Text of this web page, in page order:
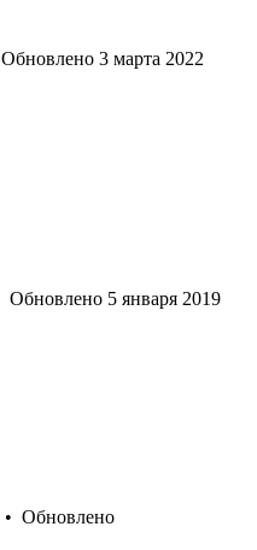
Обновлено 3 марта 2022
Обновлено 5 января 2019
• Обновлено